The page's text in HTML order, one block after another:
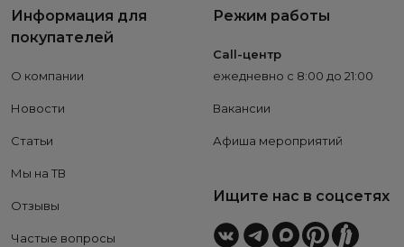
Информация для
покупателей
О компании
Новости
Статьи
Мы на ТВ
Отзывы
Частые вопросы
Режим работы
Call-центр
ежедневно с 8:00 до 21:00
Вакансии
Афиша мероприятий
Ищите нас в соцсетях